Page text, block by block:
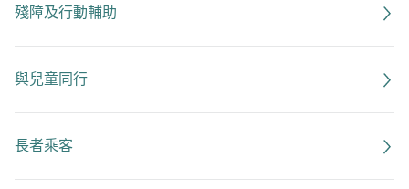
殘障及行動輔助
與兒童同行
長者乘客